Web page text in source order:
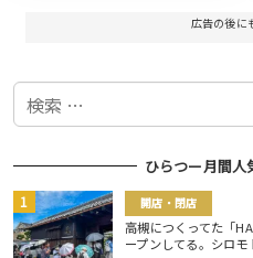
広告の後に
検
ひらつー月間
開店・閉店
高槻につくってた「
ープンしてる。シロ